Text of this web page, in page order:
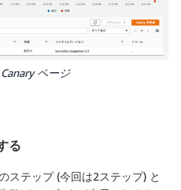
ページ
る
ステップ (今回は2ステップ) と